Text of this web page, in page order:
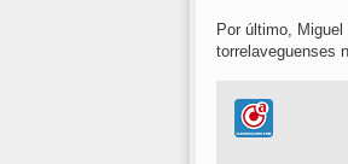
Por último,
torrelaveguenses